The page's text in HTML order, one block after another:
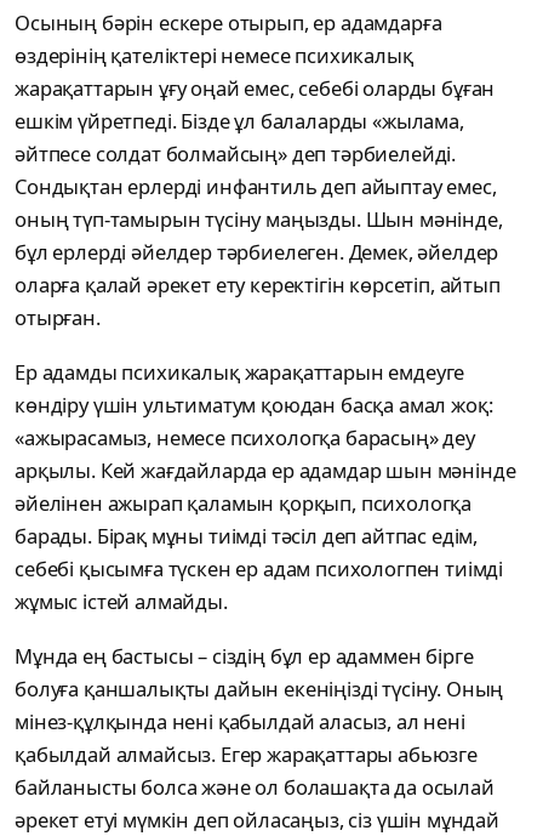
Осының бәрін ескере отырып, ер адамдарға
өздерінің қателіктері немесе психикалық
жарақаттарын ұғу оңай емес, себебі оларды бұған
ешкім үйретпеді. Бізде ұл балаларды «жылама,
әйтпесе солдат болмайсың» деп тәрбиелейді.
Сондықтан ерлерді инфантиль деп айыптау емес,
оның түп-тамырын түсіну маңызды. Шын мәнінде,
бұл ерлерді әйелдер тәрбиелеген. Демек, әйелдер
оларға қалай әрекет ету керектігін көрсетіп, айтып
отырған.
Ер адамды психикалық жарақаттарын емдеуге
көндіру үшін ультиматум қоюдан басқа амал жоқ:
«ажырасамыз, немесе психологқа барасың» деу
арқылы. Кей жағдайларда ер адамдар шын мәнінде
әйелінен ажырап қаламын қорқып, психологқа
барады. Бірақ мұны тиімді тәсіл деп айтпас едім,
себебі қысымға түскен ер адам психологпен тиімді
жұмыс істей алмайды.
Мұнда ең бастысы – сіздің бұл ер адаммен бірге
болуға қаншалықты дайын екеніңізді түсіну. Оның
мінез-құлқында нені қабылдай аласыз, ал нені
қабылдай алмайсыз. Егер жарақаттары абьюзге
байланысты болса және ол болашақта да осылай
әрекет етуі мүмкін деп ойласаңыз, сіз үшін мұндай